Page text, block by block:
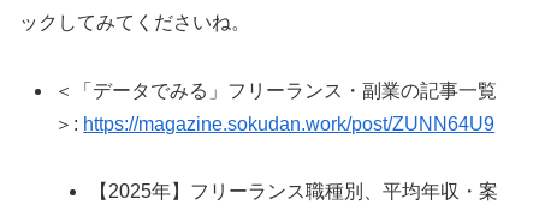
ックしてみてくださいね。
＜「データでみる」フリーランス・副業の記事一覧
＞: https://magazine.sokudan.work/post/ZUNN64U9
【2025年】フリーランス職種別、平均年収・案